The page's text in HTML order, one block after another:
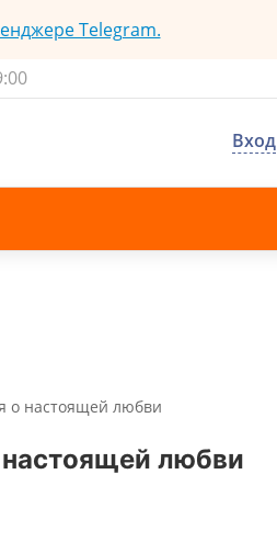
Telegram.
Вход
о настоящей любви
настоящей любви